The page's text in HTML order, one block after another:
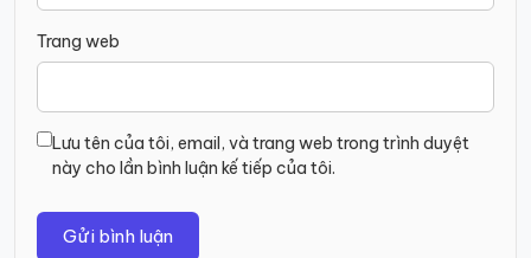
Trang web
Lưu tên của tôi, email, và trang web trong trình duyệt
này cho lần bình luận kế tiếp của tôi.